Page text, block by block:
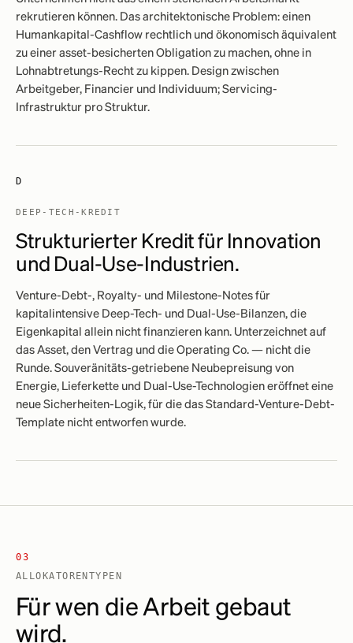
rekrutieren können. Das architektonische Problem: einen
Humankapital-Cashflow rechtlich und ökonomisch äquivalent
zu einer asset-besicherten Obligation zu machen, ohne in
Lohnabtretungs-Recht zu kippen. Design zwischen
Arbeitgeber, Financier und Individuum; Servicing-
Infrastruktur pro Struktur.
D
DEEP-TECH-KREDIT
Strukturierter Kredit für Innovation
und Dual-Use-Industrien.
Venture-Debt-, Royalty- und Milestone-Notes für
kapitalintensive Deep-Tech- und Dual-Use-Bilanzen, die
Eigenkapital allein nicht finanzieren kann. Unterzeichnet auf
das Asset, den Vertrag und die Operating Co. — nicht die
Runde. Souveränitäts-getriebene Neubepreisung von
Energie, Lieferkette und Dual-Use-Technologien eröffnet eine
neue Sicherheiten-Logik, für die das Standard-Venture-Debt-
Template nicht entworfen wurde.
03
ALLOKATORENTYPEN
Für wen die Arbeit gebaut
wird.